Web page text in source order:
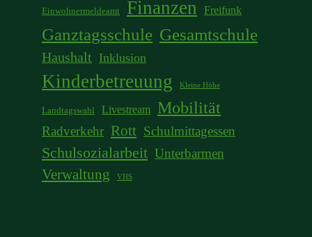
Einwohnermeldeamt Finanzen Freifunk
Ganztagsschule Gesamtschule
Haushalt Inklusion
Kinderbetreuung Kleine Höhe
Landtagswahl Livestream Mobilität
Radverkehr Rott Schulmittagessen
Schulsozialarbeit Unterbarmen
Verwaltung VHS